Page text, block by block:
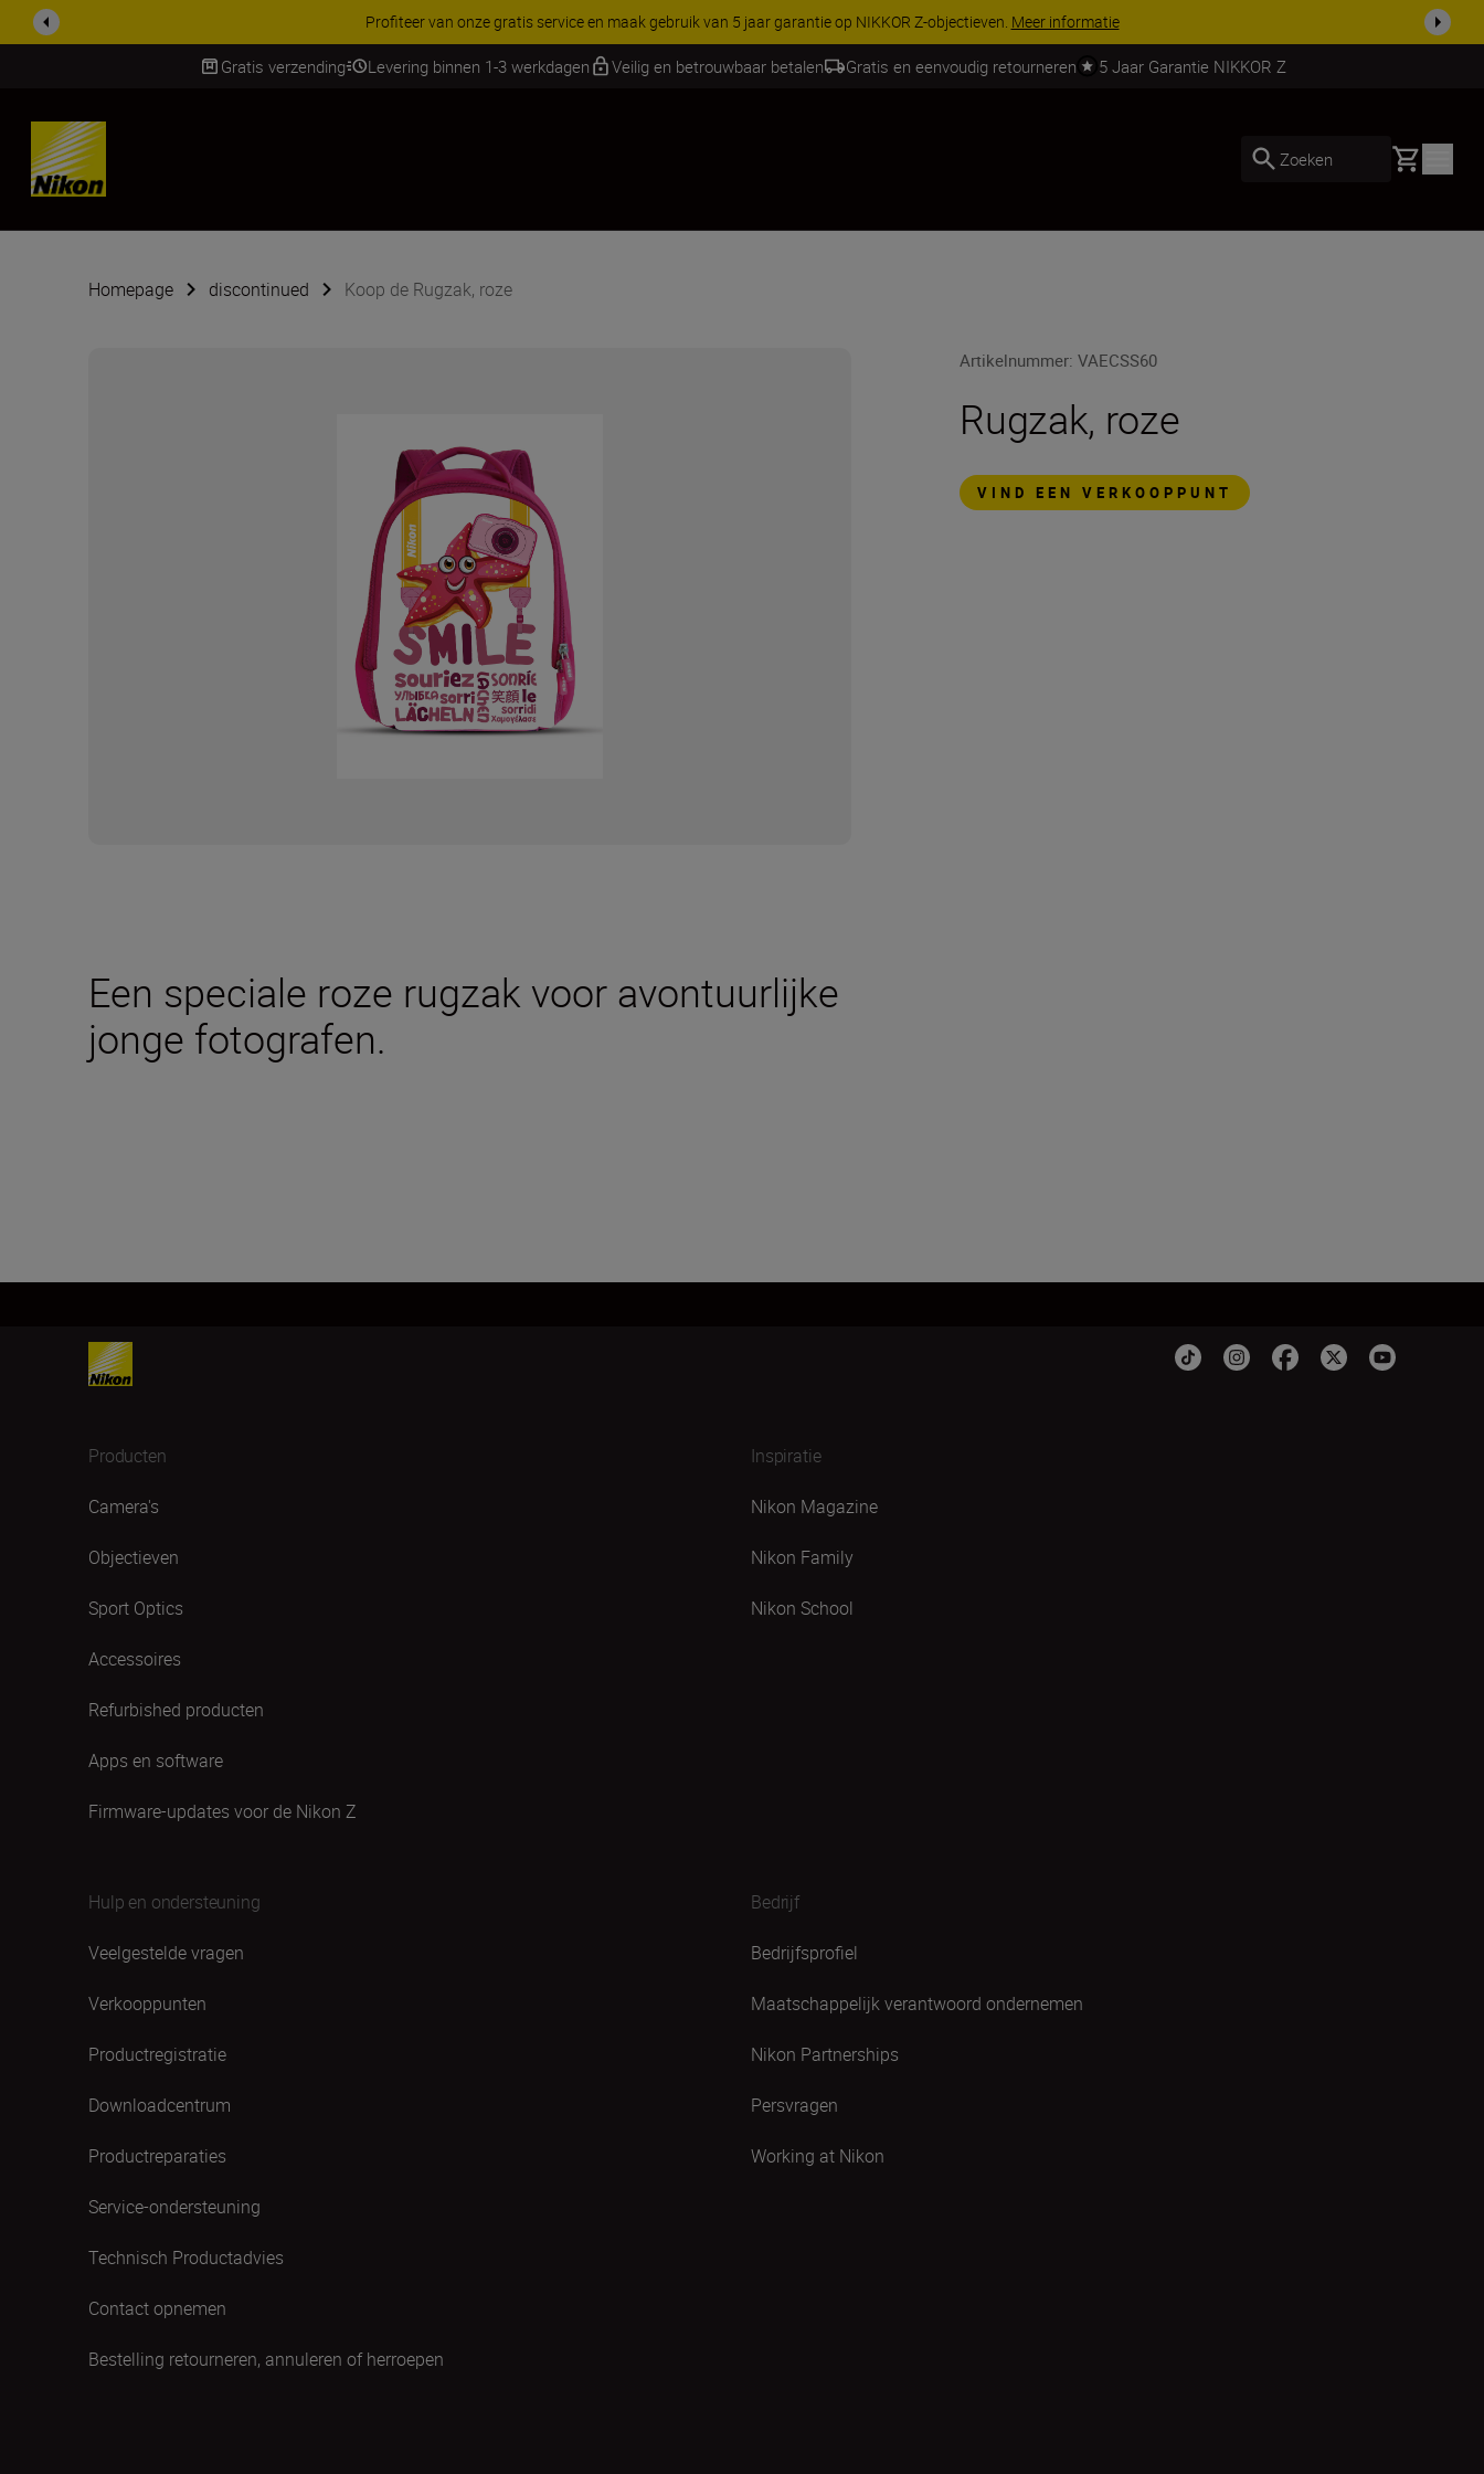
KORTING OP ACCESSOIRES | Bespaar 15% op geselecteerde accessoires, maak je kit vandaag nog compleetKoop nu
Gratis verzending Levering binnen 1-3 werkdagen Veilig en betrouwbaar betalen Gratis en eenvoudig retourneren 5 Jaar Garantie NIKKOR Z
Skip
Zoeken Basket
Homepage discontinued Koop de Rugzak, roze
Artikelnummer:VAECSS60
Rugzak, roze
VIND EEN VERKOOPPUNT
Een speciale roze rugzak voor avontuurlijke
jonge fotografen.
Producten
Camera's
Objectieven
Sport Optics
Accessoires
Refurbished producten
Apps en software
Firmware-updates voor de Nikon Z
Inspiratie
Nikon Magazine
Nikon Family
Nikon School
Hulp en ondersteuning
Veelgestelde vragen
Verkooppunten
Productregistratie
Downloadcentrum
Productreparaties
Service-ondersteuning
Technisch Productadvies
Contact opnemen
Bestelling retourneren, annuleren of herroepen
Bedrijf
Bedrijfsprofiel
Maatschappelijk verantwoord ondernemen
Nikon Partnerships
Persvragen
Working at Nikon